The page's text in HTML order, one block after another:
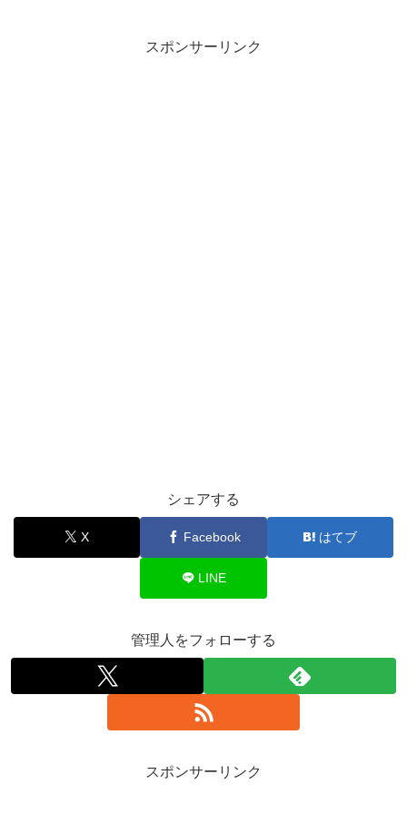
スポンサーリンク
シェアする
X Facebook はてブ
LINE
管理人をフォローする
スポンサーリンク